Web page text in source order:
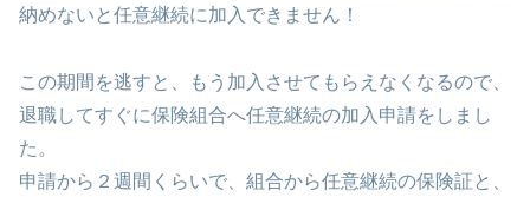
納めないと任意継続に加入できません！
この期間を逃すと、もう加入させてもらえなくなるので、
退職してすぐに保険組合へ任意継続の加入申請をしまし
た。
申請から２週間くらいで、組合から任意継続の保険証と、